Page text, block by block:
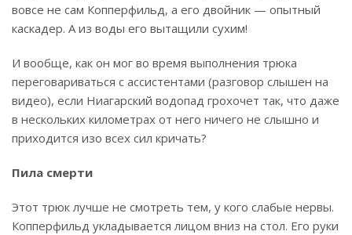
вовсе не сам Копперфильд, а его двойник — опытный
каскадер. А из воды его вытащили сухим!
И вообще, как он мог во время выполнения трюка
переговариваться с ассистентами (разговор слышен на
видео), если Ниагарский водопад грохочет так, что даже
в нескольких километрах от него ничего не слышно и
приходится изо всех сил кричать?
Пила смерти
Этот трюк лучше не смотреть тем, у кого слабые нервы.
Копперфильд укладывается лицом вниз на стол. Его руки